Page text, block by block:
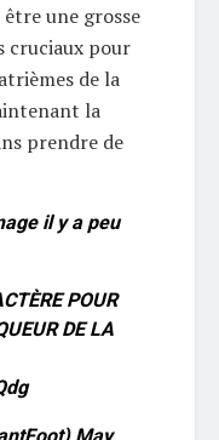
être une grosse
cruciaux pour
de la
la
prendre de
il y a peu
POUR
DE LA